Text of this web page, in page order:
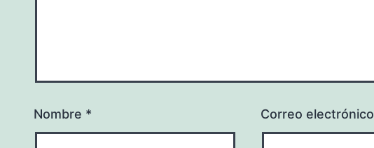
Nombre * Correo electrónico